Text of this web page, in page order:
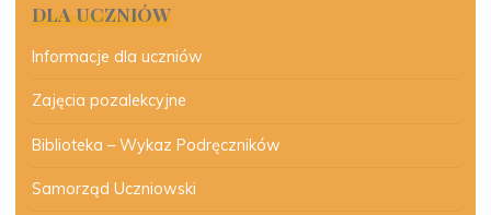
DLA UCZNIÓW
Informacje dla uczniów
Zajęcia pozalekcyjne
Biblioteka – Wykaz Podręczników
Samorząd Uczniowski